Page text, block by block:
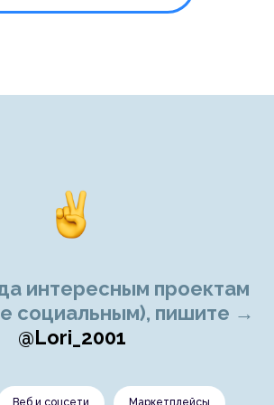
интересным проектам
социальным), пишите →
@Lori_2001
Веб и соцсети Маркетплейсы